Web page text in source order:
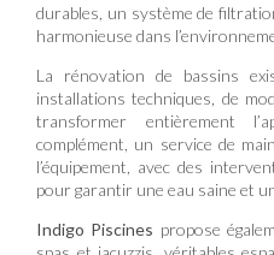
durables, un système de
harmonieuse dans
La rénovation de bassins
installations techniques, de
transformer entièrement
complément, un service de
l’équipement, avec des
pour garantir une eau saine et
Indigo Piscines propose